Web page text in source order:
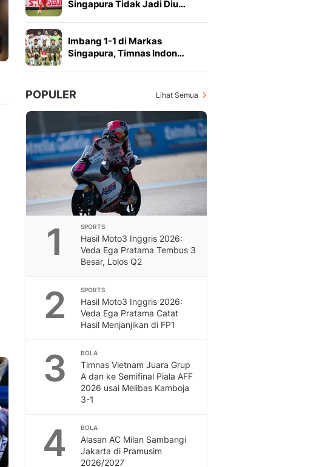
Singapura Tidak Jadi Diu…
Imbang 1-1 di Markas
Singapura, Timnas Indon…
POPULER Lihat Semua
1 SPORTS
Hasil Moto3 Inggris 2026:
Veda Ega Pratama Tembus 3
Besar, Lolos Q2
2 SPORTS
Hasil Moto3 Inggris 2026:
Veda Ega Pratama Catat
Hasil Menjanjikan di FP1
3 BOLA
Timnas Vietnam Juara Grup
A dan ke Semifinal Piala AFF
2026 usai Melibas Kamboja
3-1
4 BOLA
Alasan AC Milan Sambangi
Jakarta di Pramusim
2026/2027